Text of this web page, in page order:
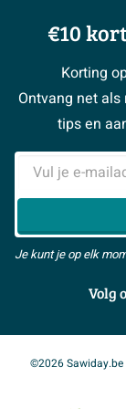
Garantie /
Reviewbeleid
> Naar de
Klustips
Klusadvies
> Alle
Moodboards
Magazine
#MySawiday
> Naar inspiratie
Over Sawiday
Vacatures
Sawiday PRO
BeCommerce
Samenwerken
> Alles over
€10
Korting
Ontvang net
tips en
E-mailadres
Je kunt je op elk
Volg
©2026 Sawiday.be